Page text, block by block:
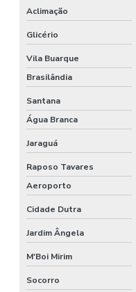
Aclimação
Glicério
Vila Buarque
Brasilândia
Santana
Água Branca
Jaraguá
Raposo Tavares
Aeroporto
Cidade Dutra
Jardim Ângela
M'Boi Mirim
Socorro